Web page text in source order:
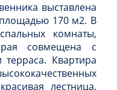
выставлена
170 м2. В
комнаты,
совмещена с
Квартира
лестница,